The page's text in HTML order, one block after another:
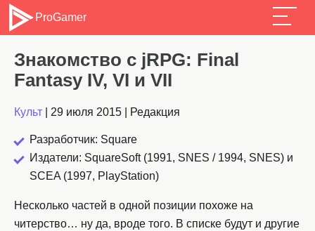
ProGamer
Знакомство с jRPG: Final
Fantasy IV, VI и VII
Культ 29 июля 2015 Редакция
Разработчик: Square
Издатели: SquareSoft (1991, SNES / 1994, SNES) и
SCEA (1997, PlayStation)
Несколько частей в одной позиции похоже на
читерство… ну да, вроде того. В списке будут и другие